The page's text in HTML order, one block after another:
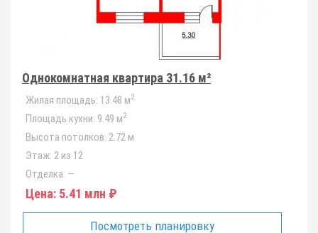
Однокомнатная квартира 31.16 м²
Жилая площадь: 13.48 м2
Площадь кухни: 9.49 м2
Высота потолков: 2.72 м
Этаж: 2 из 12
Отделка: —
Цена: 5.41 млн ₽
Посмотреть планировку